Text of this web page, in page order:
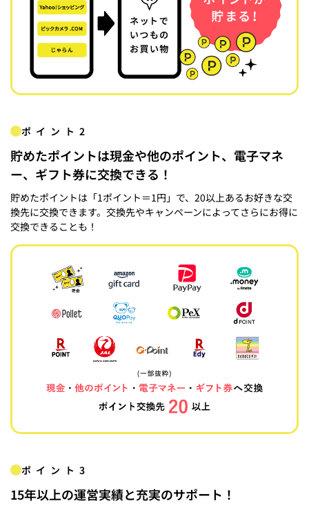
ポイント2
貯めたポイントは現金や他のポイント、電子マネ
ー、ギフト券に交換できる！
貯めたポイントは「1ポイント＝1円」で、20以上あるお好きな交
換先に交換できます。交換先やキャンペーンによってさらにお得に
交換できることも！
ポイント3
15年以上の運営実績と充実のサポート！